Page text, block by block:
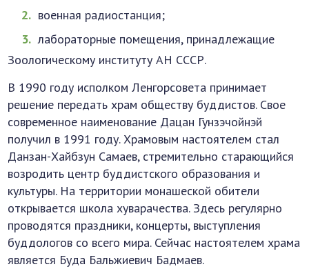
военная радиостанция;
лабораторные помещения, принадлежащие
Зоологическому институту АН СССР.
В 1990 году исполком Ленгорсовета принимает
решение передать храм обществу буддистов. Свое
современное наименование Дацан Гунзэчойнэй
получил в 1991 году. Храмовым настоятелем стал
Данзан-Хайбзун Самаев, стремительно старающийся
возродить центр буддистского образования и
культуры. На территории монашеской обители
открывается школа хуварачества. Здесь регулярно
проводятся праздники, концерты, выступления
буддологов со всего мира. Сейчас настоятелем храма
является Буда Бальжиевич Бадмаев.